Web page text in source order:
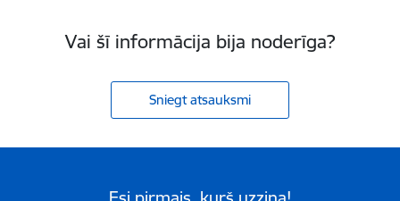
Vai šī informācija bija noderīga?
Sniegt atsauksmi